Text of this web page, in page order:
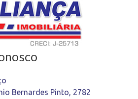
Bernardes Pinto, 2782